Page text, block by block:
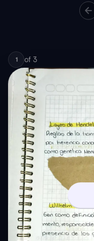
1 of 3